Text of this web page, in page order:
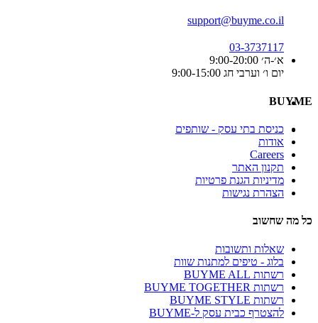
support@buyme.co.il
03-3737117
א׳-ה׳ 9:00-20:00
יום ו׳ וערבי חג 9:00-15:00
BUYME
כניסת בתי עסק - שותפים
אודות
Careers
תקנון האתר
מדיניות הגנת פרטיות
הצהרת נגישות
כל מה שחשוב
שאלות ותשובות
בלוג - טיפים למתנות שוות
רשתות BUYME ALL
רשתות BUYME TOGETHER
רשתות BUYME STYLE
להצטרף כבית עסק ל-BUYME